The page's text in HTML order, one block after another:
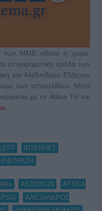
των ΜΜΕ οδεύει η χώρα.
τριάδα των
και Αλέξανδρου Εξάρχου
χώρο των ιστοσελίδων. Μετά
με το Attica TV και
INTERNET
ACTION 24
ATTICA
ΑΛΕΞΑΝΔΡΟΣ